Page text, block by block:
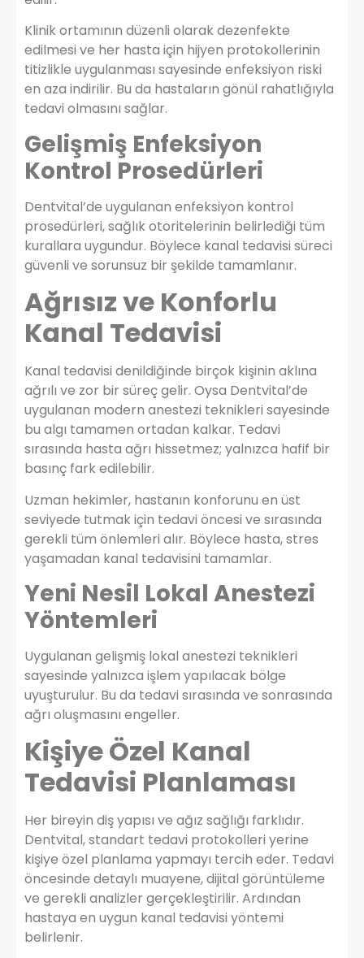
Klinik ortamının düzenli olarak dezenfekte
edilmesi ve her hasta için hijyen protokollerinin
titizlikle uygulanması sayesinde enfeksiyon riski
en aza indirilir. Bu da hastaların gönül rahatlığıyla
tedavi olmasını sağlar.
Gelişmiş Enfeksiyon
Kontrol Prosedürleri
Dentvital’de uygulanan enfeksiyon kontrol
prosedürleri, sağlık otoritelerinin belirlediği tüm
kurallara uygundur. Böylece kanal tedavisi süreci
güvenli ve sorunsuz bir şekilde tamamlanır.
Ağrısız ve Konforlu
Kanal Tedavisi
Kanal tedavisi denildiğinde birçok kişinin aklına
ağrılı ve zor bir süreç gelir. Oysa Dentvital’de
uygulanan modern anestezi teknikleri sayesinde
bu algı tamamen ortadan kalkar. Tedavi
sırasında hasta ağrı hissetmez; yalnızca hafif bir
basınç fark edilebilir.
Uzman hekimler, hastanın konforunu en üst
seviyede tutmak için tedavi öncesi ve sırasında
gerekli tüm önlemleri alır. Böylece hasta, stres
yaşamadan kanal tedavisini tamamlar.
Yeni Nesil Lokal Anestezi
Yöntemleri
Uygulanan gelişmiş lokal anestezi teknikleri
sayesinde yalnızca işlem yapılacak bölge
uyuşturulur. Bu da tedavi sırasında ve sonrasında
ağrı oluşmasını engeller.
Kişiye Özel Kanal
Tedavisi Planlaması
Her bireyin diş yapısı ve ağız sağlığı farklıdır.
Dentvital, standart tedavi protokolleri yerine
kişiye özel planlama yapmayı tercih eder. Tedavi
öncesinde detaylı muayene, dijital görüntüleme
ve gerekli analizler gerçekleştirilir. Ardından
hastaya en uygun kanal tedavisi yöntemi
belirlenir.